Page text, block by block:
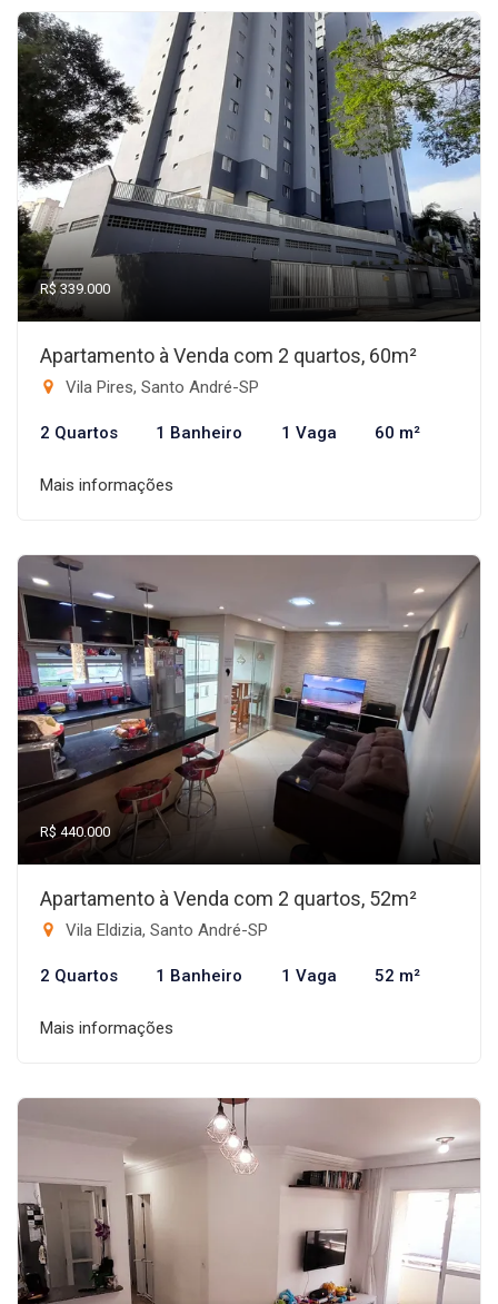
R$ 339.000
Apartamento à Venda com 2 quartos, 60m²
Vila Pires, Santo André-SP
2 Quartos 1 Banheiro 1 Vaga 60 m²
Mais informações
R$ 440.000
Apartamento à Venda com 2 quartos, 52m²
Vila Eldizia, Santo André-SP
2 Quartos 1 Banheiro 1 Vaga 52 m²
Mais informações